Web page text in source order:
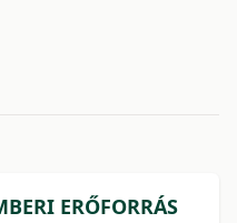
ERŐFORRÁS